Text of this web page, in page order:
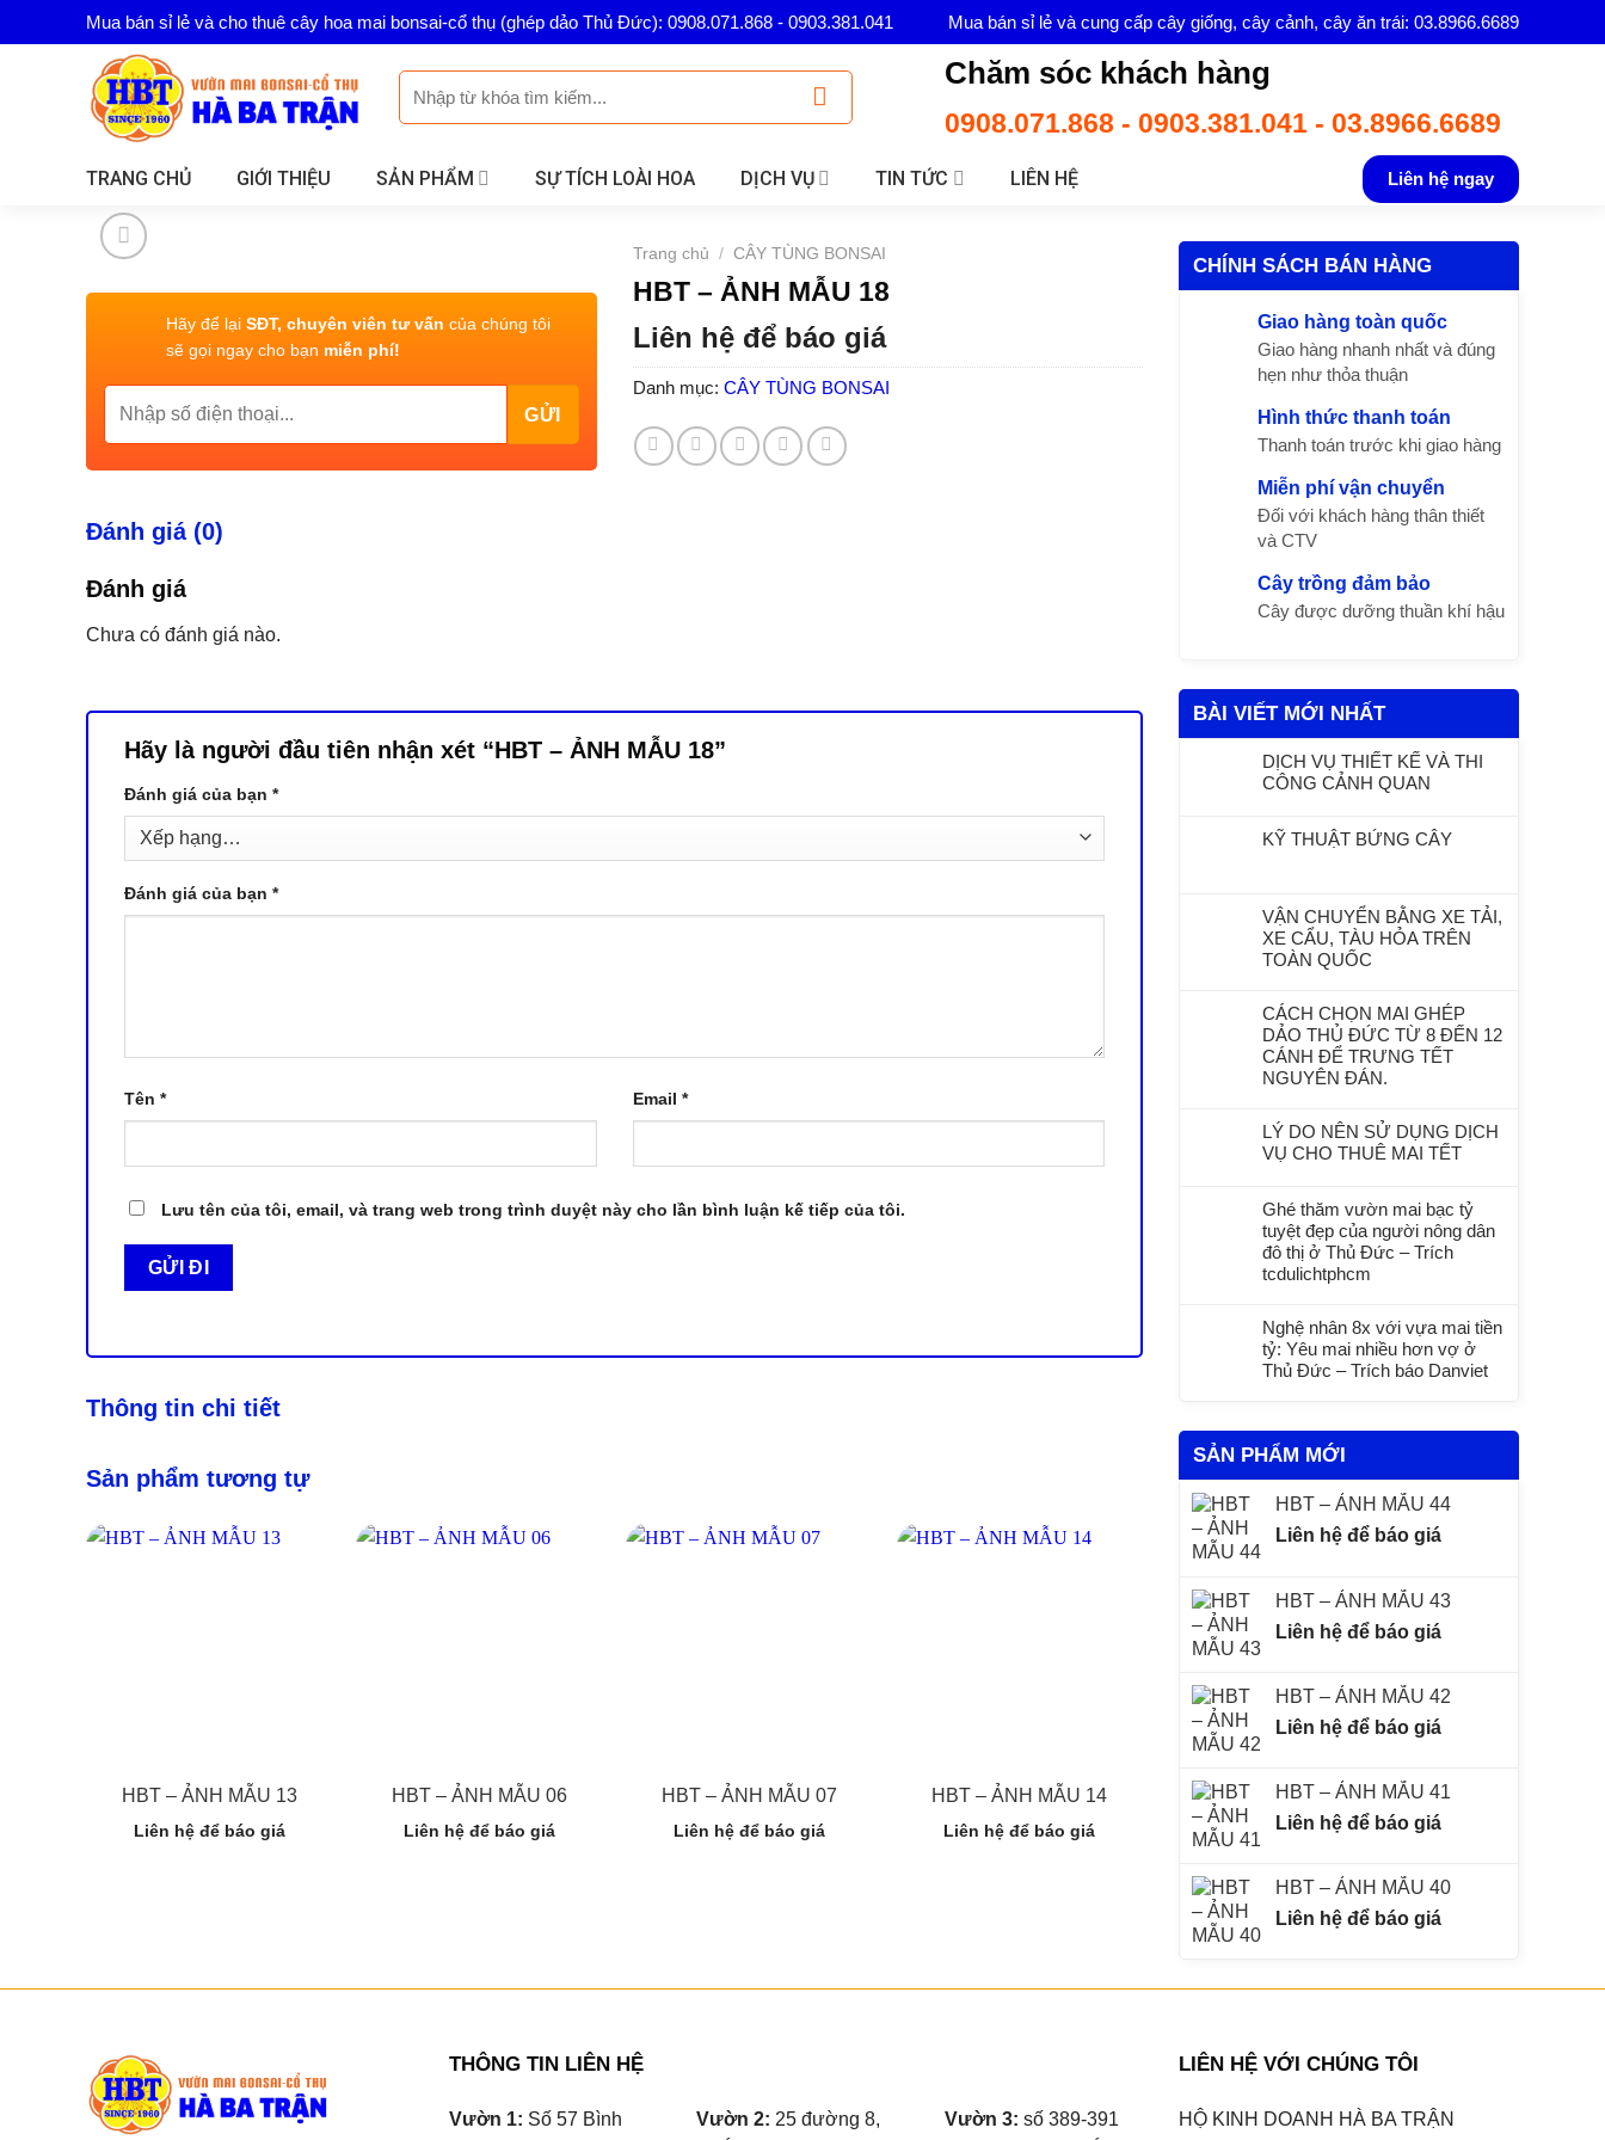
to
Mua bán sỉ lẻ và cho thuê cây hoa mai bonsai-cổ thụ (ghép dảo Thủ Đức): 0908.071.868 - 0903.381.041 Mua bán sỉ lẻ và cung cấp cây giống, cây cảnh, cây ăn trái: 03.8966.6689
kiếm:
Chăm sóc khách hàng
0908.071.868 - 0903.381.041 - 03.8966.6689
TRANG CHỦ GIỚI THIỆU SẢN PHẨM SỰ TÍCH LOÀI HOA DỊCH VỤ TIN TỨC LIÊN HỆ Liên hệ ngay
CHÍNH SÁCH BÁN HÀNG
Giao hàng toàn quốc
Giao hàng nhanh nhất và đúng
hẹn như thỏa thuận
Hình thức thanh toán
Thanh toán trước khi giao hàng
Miễn phí vận chuyển
Đối với khách hàng thân thiết
và CTV
Cây trồng đảm bảo
Cây được dưỡng thuần khí hậu
BÀI VIẾT MỚI NHẤT
DỊCH VỤ THIẾT KẾ VÀ THI
CÔNG CẢNH QUAN
KỸ THUẬT BỨNG CÂY
VẬN CHUYỂN BẰNG XE TẢI,
XE CẨU, TÀU HỎA TRÊN
TOÀN QUỐC
CÁCH CHỌN MAI GHÉP
DẢO THỦ ĐỨC TỪ 8 ĐẾN 12
CÁNH ĐỂ TRƯNG TẾT
NGUYÊN ĐÁN.
LÝ DO NÊN SỬ DỤNG DỊCH
VỤ CHO THUÊ MAI TẾT
Ghé thăm vườn mai bạc tỷ
tuyệt đẹp của người nông dân
đô thị ở Thủ Đức – Trích
tcdulichtphcm
Nghệ nhân 8x với vựa mai tiền
tỷ: Yêu mai nhiều hơn vợ ở
Thủ Đức – Trích báo Danviet
SẢN PHẨM MỚI
HBT – ẢNH MẪU 44
Liên hệ để báo giá
HBT – ẢNH MẪU 43
Liên hệ để báo giá
HBT – ẢNH MẪU 42
Liên hệ để báo giá
HBT – ẢNH MẪU 41
Liên hệ để báo giá
HBT – ẢNH MẪU 40
Liên hệ để báo giá
Hãy để lại SĐT, chuyên viên tư vấn của chúng tôi
sẽ gọi ngay cho bạn miễn phí!
Trang chủ / CÂY TÙNG BONSAI
HBT – ẢNH MẪU 18
Liên hệ để báo giá
Danh mục: CÂY TÙNG BONSAI
Đánh giá (0)
Đánh giá
Chưa có đánh giá nào.
Hãy là người đầu tiên nhận xét “HBT – ẢNH MẪU 18”
Đánh giá của bạn *
Đánh giá của bạn *
Tên * Email *
Lưu tên của tôi, email, và trang web trong trình duyệt này cho lần bình luận kế tiếp của tôi.
Thông tin chi tiết
Sản phẩm tương tự
HBT – ẢNH MẪU 13
Liên hệ để báo giá
HBT – ẢNH MẪU 06
Liên hệ để báo giá
HBT – ẢNH MẪU 07
Liên hệ để báo giá
HBT – ẢNH MẪU 14
Liên hệ để báo giá
HBT – ẢNH MẪU 08
Liên hệ để báo giá
THÔNG TIN LIÊN HỆ
Vườn 1: Số 57 Bình
Vườn 2: 25 đường 8,
Vườn 3: số 389-391
LIÊN HỆ VỚI CHÚNG TÔI
HỘ KINH DOANH HÀ BA TRẬN